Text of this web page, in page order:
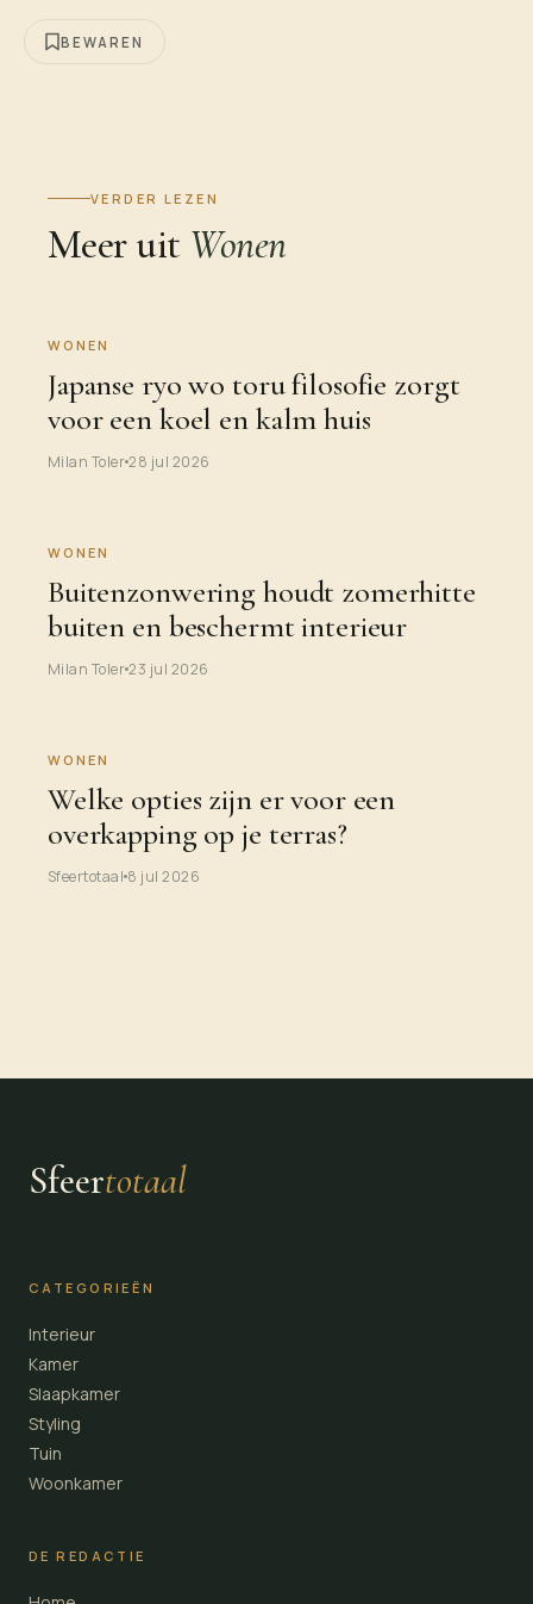
BEWAREN
VERDER LEZEN
Meer uit Wonen
WONEN
Japanse ryo wo toru filosofie zorgt
voor een koel en kalm huis
Milan Toler28 jul 2026
WONEN
Buitenzonwering houdt zomerhitte
buiten en beschermt interieur
Milan Toler23 jul 2026
WONEN
Welke opties zijn er voor een
overkapping op je terras?
Sfeertotaal 8 jul 2026
Sfeertotaal
CATEGORIEËN
Interieur
Kamer
Slaapkamer
Styling
Tuin
Woonkamer
DE REDACTIE